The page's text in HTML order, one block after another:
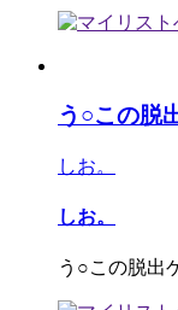
う○この脱
しお。
しお。
う○この脱出